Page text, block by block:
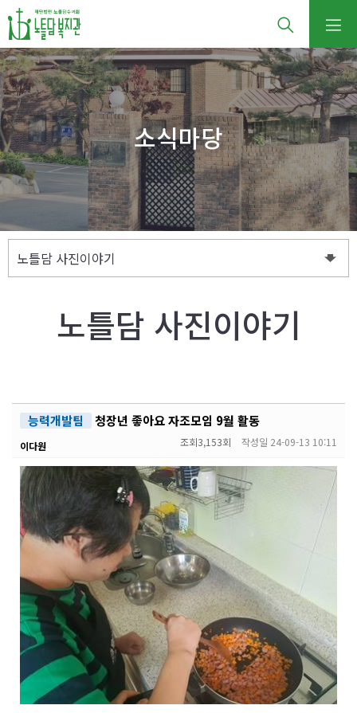
소식마당
노틀담 사진이야기
능력개발팀 청장년 좋아요 자조모임 9월 활동
이다원 조회3,153회 작성일 24-09-13 10:11